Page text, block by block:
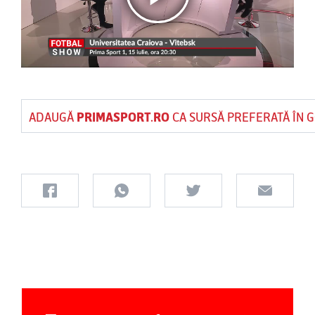
ADAUGĂ PRIMASPORT.ROCA SURSĂ PREFERATĂ ÎN